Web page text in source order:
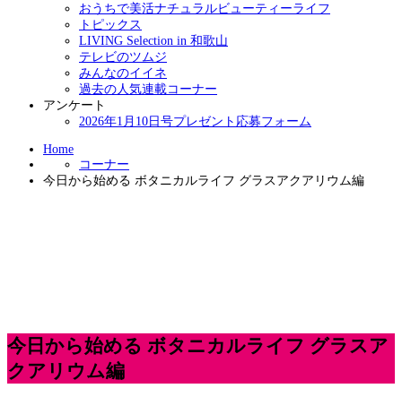
おうちで美活ナチュラルビューティーライフ
トピックス
LIVING Selection in 和歌山
テレビのツムジ
みんなのイイネ
過去の人気連載コーナー
アンケート
2026年1月10日号プレゼント応募フォーム
Home
コーナー
今日から始める ボタニカルライフ グラスアクアリウム編
今日から始める ボタニカルライフ グラスア
クアリウム編